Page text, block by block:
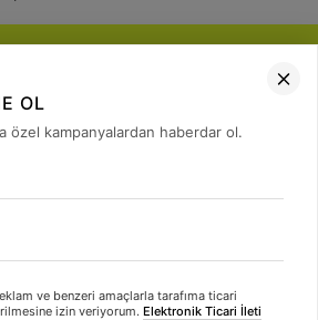
YAKALA
arrow_forward
OL
özel kampanyalardan haberdar ol.
ve benzeri amaçlarla tarafıma ticari
izin veriyorum. Elektronik Ticari İleti